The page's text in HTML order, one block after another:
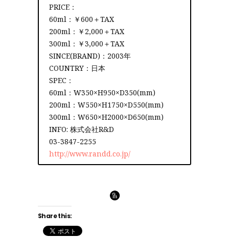
PRICE：
60ml：￥600＋TAX
200ml：￥2,000＋TAX
300ml：￥3,000＋TAX
SINCE(BRAND)：2003年
COUNTRY：日本
SPEC：
60ml：W350×H950×D350(mm)
200ml：W550×H1750×D550(mm)
300ml：W650×H2000×D650(mm)
INFO: 株式会社R&D
03-3847-2255
http://www.randd.co.jp/
Share this: